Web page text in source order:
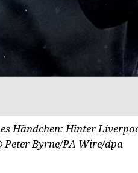
Händchen: Hinter
Peter Byrne/PA Wire/dpa